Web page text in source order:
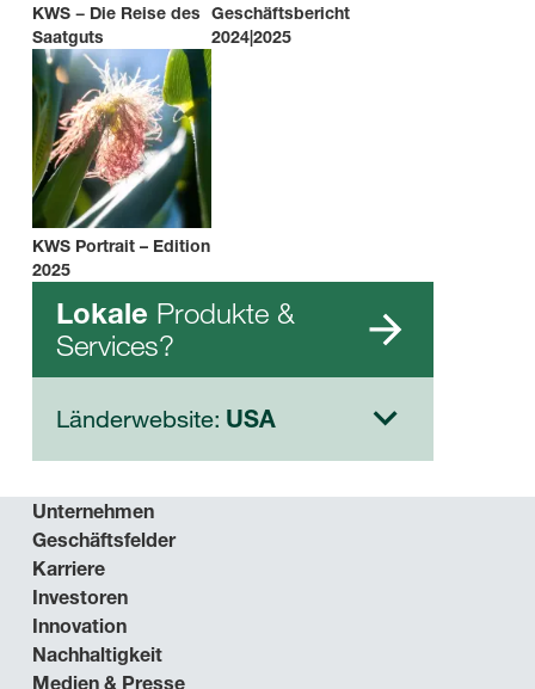
KWS − Die Reise des
Saatguts
Geschäftsbericht
2024|2025
KWS Portrait – Edition
2025
Lokale Produkte &
Services?
Länderwebsite: USA
Unternehmen
Geschäftsfelder
Karriere
Investoren
Innovation
Nachhaltigkeit
Medien & Presse